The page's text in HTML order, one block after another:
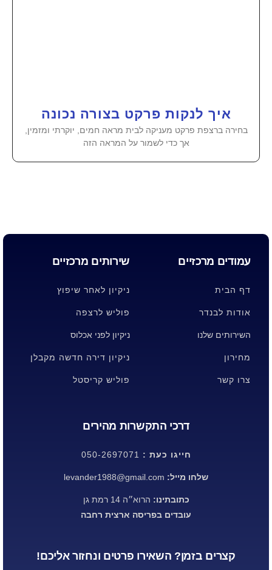
איך לנקות פרקט בצורה נכונה
בחירה ברצפת פרקט מעניקה לבית מראה חמים, יוקרתי ומזמין,
אך כדי לשמור על המראה הזה
עמודים מרכזיים
דף הבית
אודות לבנדר
השירותים שלנו
מחירון
צרו קשר
שירותים מרכזיים
ניקיון לאחר שיפוץ
פוליש לרצפה
ניקיון לפני אכלוס
ניקיון דירה חדשה מקבלן
פוליש קריסטל
דרכי התקשרות מהירים
חייגו כעת : 050-2697071
שלחו מייל: levander1988@gmail.com
כתובתינו: הרוא״ה 14 רמת גן
עובדים בפריסה ארצית רחבה
קצרים בזמן? השאירו פרטים ונחזור אליכם!